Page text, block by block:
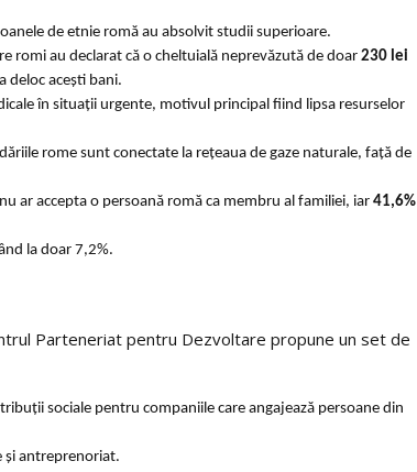
de etnie romă au absolvit studii superioare.
romi au declarat că o cheltuială neprevăzută de doar 230 lei
deloc acești bani.
în situații urgente, motivul principal fiind lipsa resurselor
rome sunt conectate la rețeaua de gaze naturale, față de
ar accepta o persoană romă ca membru al familiei, iar 41,6%
la doar 7,2%.
Parteneriat pentru Dezvoltare propune un set de
sociale pentru companiile care angajează persoane din
și antreprenoriat.